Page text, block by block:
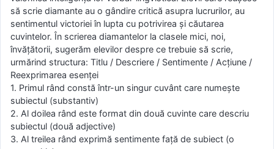
să scrie diamante au o gândire critică asupra lucrurilor, au
sentimentul victoriei în lupta cu potrivirea şi căutarea
cuvintelor. În scrierea diamantelor la clasele mici, noi,
învăţătorii, sugerăm elevilor despre ce trebuie să scrie,
urmărind structura: Titlu / Descriere / Sentimente / Acţiune /
Reexprimarea esenţei
1. Primul rând constă într-un singur cuvânt care numeşte
subiectul (substantiv)
2. Al doilea rând este format din două cuvinte care descriu
subiectul (două adjective)
3. Al treilea rând exprimă sentimente faţă de subiect (o